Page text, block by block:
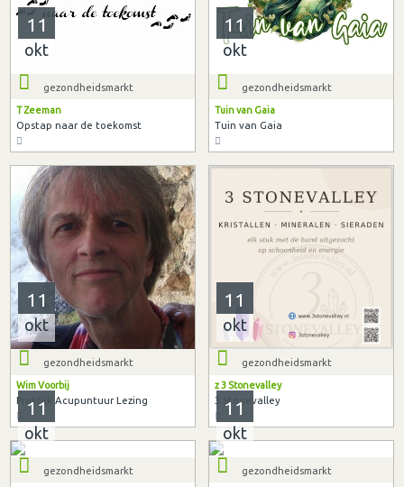
11
okt
gezondheidsmarkt
T Zeeman
Opstap naar de toekomst
11
okt
gezondheidsmarkt
Tuin van Gaia
Tuin van Gaia
11
okt
gezondheidsmarkt
Wim Voorbij
Praktijk Acupuntuur Lezing
11
okt
gezondheidsmarkt
z 3 Stonevalley
3 Stonevalley
11
okt
gezondheidsmarkt
11
okt
gezondheidsmarkt